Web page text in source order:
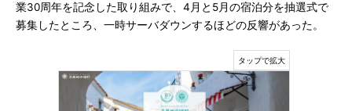
業30周年を記念した取り組みで、4月と5月の宿泊分を抽選式で
募集したところ、一時サーバダウンするほどの反響があった。